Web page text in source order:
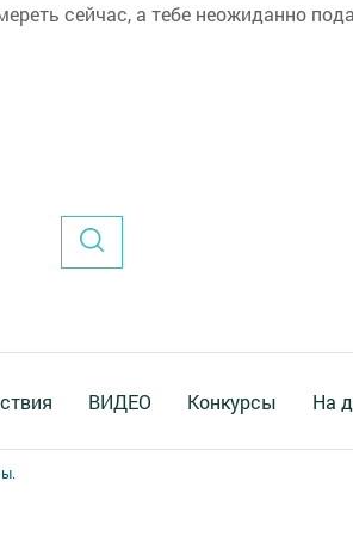
сейчас, а тебе неожиданно
ВИДЕО Конкурсы На